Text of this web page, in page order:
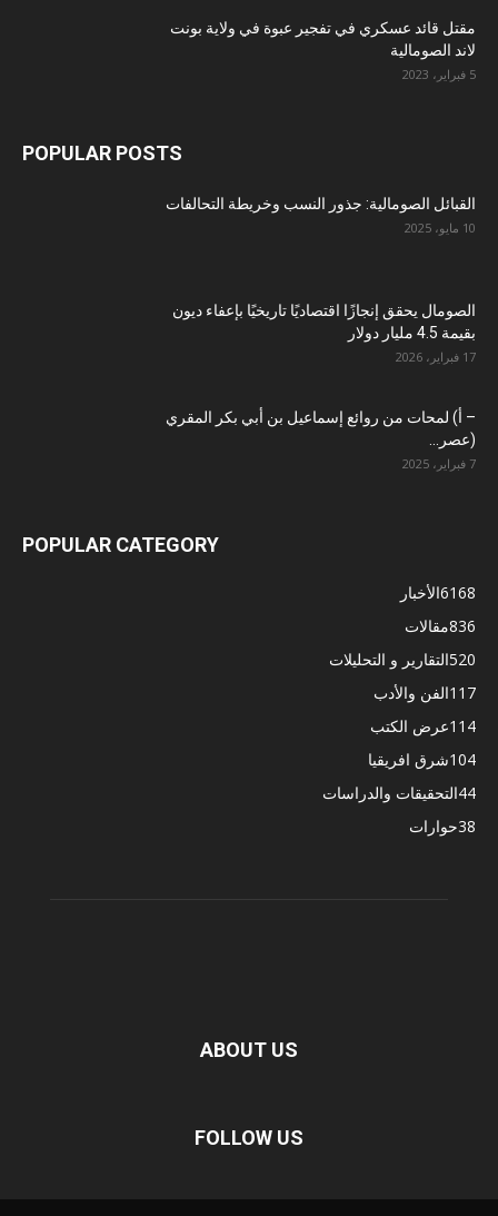
مقتل قائد عسكري في تفجير عبوة في ولاية بونت
لاند الصومالية
5 فبراير، 2023
POPULAR POSTS
القبائل الصومالية: جذور النسب وخريطة التحالفات
10 مايو، 2025
الصومال يحقق إنجازًا اقتصاديًا تاريخيًا بإعفاء ديون
بقيمة 4.5 مليار دولار
17 فبراير، 2026
– أ) لمحات من روائع إسماعيل بن أبي بكر المقري
(عصر...
7 فبراير، 2025
POPULAR CATEGORY
الأخبار6168
مقالات836
التقارير و التحليلات520
الفن والأدب117
عرض الكتب114
شرق افريقيا104
التحقيقات والدراسات44
حوارات38
ABOUT US
FOLLOW US